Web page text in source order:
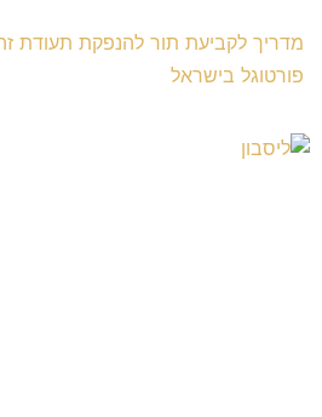
מדריך לקביעת תור להנפקת תעודת
פורטוגל בישראל